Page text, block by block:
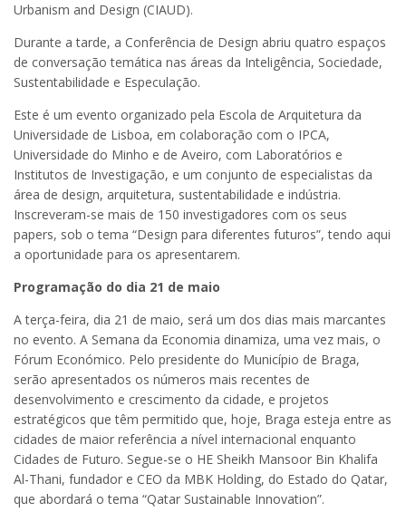
Urbanism and Design (CIAUD).
Durante a tarde, a Conferência de Design abriu quatro espaços
de conversação temática nas áreas da Inteligência, Sociedade,
Sustentabilidade e Especulação.
Este é um evento organizado pela Escola de Arquitetura da
Universidade de Lisboa, em colaboração com o IPCA,
Universidade do Minho e de Aveiro, com Laboratórios e
Institutos de Investigação, e um conjunto de especialistas da
área de design, arquitetura, sustentabilidade e indústria.
Inscreveram-se mais de 150 investigadores com os seus
papers, sob o tema “Design para diferentes futuros”, tendo aqui
a oportunidade para os apresentarem.
Programação do dia 21 de maio
A terça-feira, dia 21 de maio, será um dos dias mais marcantes
no evento. A Semana da Economia dinamiza, uma vez mais, o
Fórum Económico. Pelo presidente do Município de Braga,
serão apresentados os números mais recentes de
desenvolvimento e crescimento da cidade, e projetos
estratégicos que têm permitido que, hoje, Braga esteja entre as
cidades de maior referência a nível internacional enquanto
Cidades de Futuro. Segue-se o HE Sheikh Mansoor Bin Khalifa
Al-Thani, fundador e CEO da MBK Holding, do Estado do Qatar,
que abordará o tema “Qatar Sustainable Innovation”.